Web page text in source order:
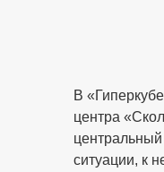
В
центра
ситуации, к